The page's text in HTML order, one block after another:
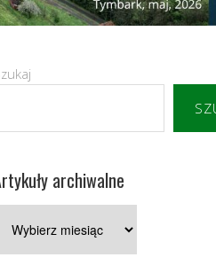
archiwalne
archiwalne